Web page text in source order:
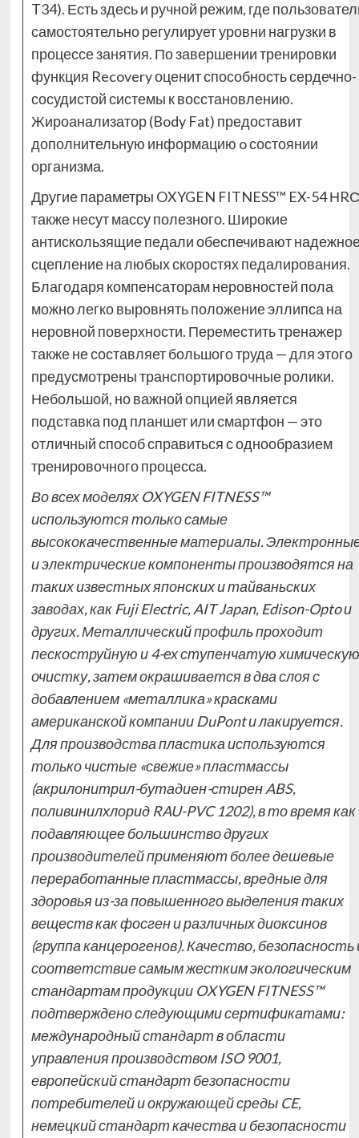
T34). Есть здесь и ручной режим, где
самостоятельно регулирует уровни нагрузки в
процессе занятия. По завершении тренировки
функция Recovery оценит способность сердечно-
сосудистой системы к восстановлению.
Жироанализатор (Body Fat) предоставит
дополнительную информацию o состоянии
организма.
Другие параметры OXYGEN FITNESS™ EX-54 НRС
также несут массу полезного. Широкие
антискользящие педали обеспечивают
сцепление на любых скоростях педалирования.
Благодаря компенсаторам неровностей пола
можно легко выровнять положение эллипса на
неровной поверхности. Переместить тренажер
также не составляет большого труда — для этого
предусмотрены транспортировочные ролики.
Небольшой, но важной опцией является
подставка под планшет или смартфон — это
отличный способ справиться с однообразием
тренировочного процесса.
Во всех моделях OXYGEN FITNESS™
используются только самые
высококачественные материалы.
и электрические компоненты производятся на
таких известных японских и тайваньских
заводах, как Fuji Electric, AIT Japan, Edison-Opto и
других. Металлический профиль проходит
пескоструйную и 4-ех ступенчатую химическую
очистку, затем окрашивается в два слоя с
добавлением «металлика» красками
американской компании DuPont и лакируется.
Для производства пластика используются
только чистые «свежие» пластмассы
(акрилонитрил-бутадиен-стирен ABS,
поливинилхлорид RAU-PVC 1202), в то время как
подавляющее большинство других
производителей применяют более дешевые
переработанные пластмассы, вредные для
здоровья из-за повышенного выделения таких
веществ как фосген и различных диоксинов
(группа канцерогенов). Качество, безопасность
соответствие самым жестким экологическим
стандартам продукции OXYGEN FITNESS™
подтверждено следующими сертификатами:
международный стандарт в области
управления производством ISO 9001,
европейский стандарт безопасности
потребителей и окружающей среды CE,
немецкий стандарт качества и безопасности